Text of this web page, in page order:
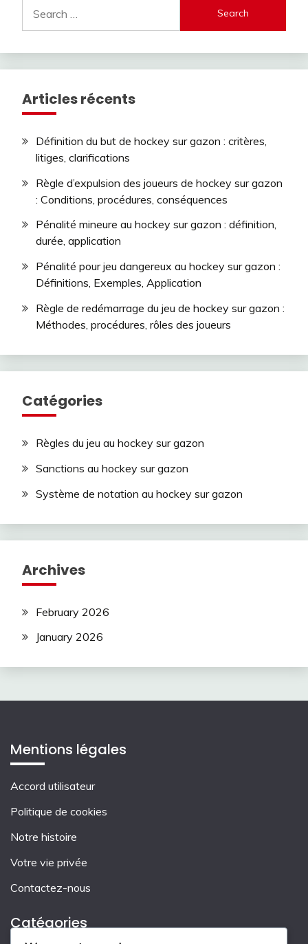
for:
Articles récents
Définition du but de hockey sur gazon : critères,
litiges, clarifications
Règle d’expulsion des joueurs de hockey sur gazon
: Conditions, procédures, conséquences
Pénalité mineure au hockey sur gazon : définition,
durée, application
Pénalité pour jeu dangereux au hockey sur gazon :
Définitions, Exemples, Application
Règle de redémarrage du jeu de hockey sur gazon :
Méthodes, procédures, rôles des joueurs
Catégories
Règles du jeu au hockey sur gazon
Sanctions au hockey sur gazon
Système de notation au hockey sur gazon
Archives
February 2026
January 2026
Mentions légales
Accord utilisateur
Politique de cookies
Notre histoire
Votre vie privée
Contactez-nous
Catégories